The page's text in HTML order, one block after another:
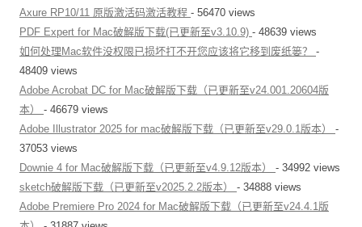
Axure RP10/11 原版激活码激活教程 - 56470 views
PDF Expert for Mac破解版下载(已更新至v3.10.9) - 48639 views
如何处理Mac软件没权限已损坏打不开您应该将它移到废纸篓？ -
48409 views
Adobe Acrobat DC for Mac破解版下载（已更新至v24.001.20604版
本） - 46679 views
Adobe Illustrator 2025 for mac破解版下载（已更新至v29.0.1版本） -
37053 views
Downie 4 for Mac破解版下载（已更新至v4.9.12版本） - 34992 views
sketch破解版下载（已更新至v2025.2.2版本） - 34888 views
Adobe Premiere Pro 2024 for Mac破解版下载（已更新至v24.4.1版